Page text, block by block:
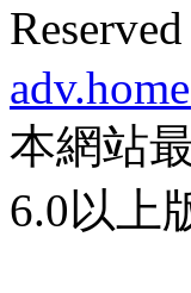
本網站
6.0以上